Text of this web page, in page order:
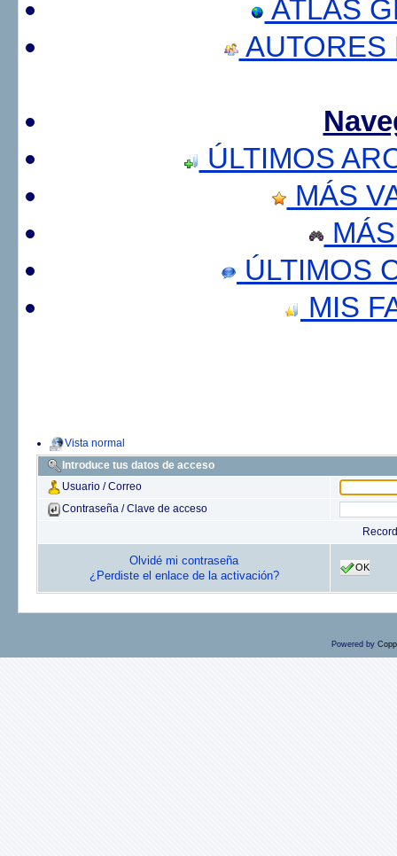
ATLAS
AUTORES
ÚLTIMOS
MÁS
ÚLTIMOS
MIS
Vista normal
Introduce tus datos de acceso
Usuario / Correo
Contraseña / Clave de acceso
Olvidé mi contraseña
¿Perdiste el enlace de la activación?
OK
Powered by